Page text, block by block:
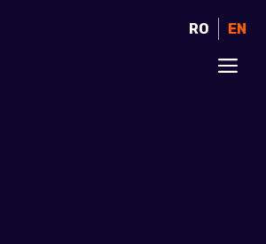
RO EN